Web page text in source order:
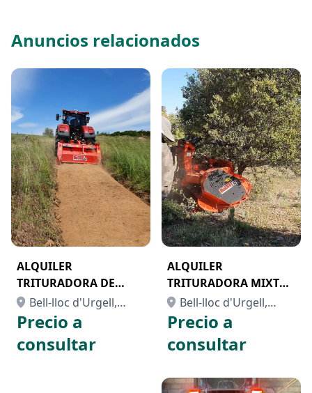
Anuncios relacionados
ALQUILER
TRITURADORA DE
PIEDRAS MARCA
BUGNOT
Bell-lloc d'Urgell,
Lleida
Precio a
consultar
ALQUILER
TRITURADORA MIXTA
FORESTAPIEDRA
MARCA BUGNOT
Bell-lloc d'Urgell,
Lleida
Precio a
consultar